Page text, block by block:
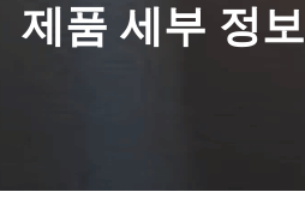
제품 세부 정보